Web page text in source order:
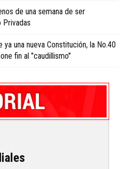
de una semana de ser
Privadas
ya una nueva Constitución, la No.40
fin al "caudillismo"